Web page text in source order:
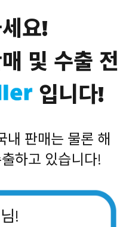
요!
및 수출 전
입니다!
내 판매는 물론 해
하고 있습니다!
!